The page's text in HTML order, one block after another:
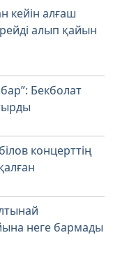
кейін алғаш
алып қайын
Бекболат
концерттің
неге бармады